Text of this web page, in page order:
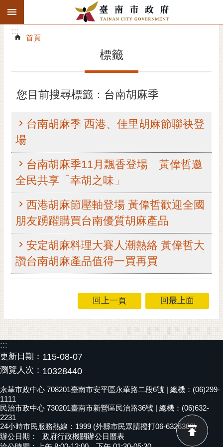
跳到主要內容區塊
搜
階
精彩府城
市府團隊
主題服務
市政資訊
市民互動
黃
哲
螢
桐
祭
站
導
覽
訂
:::
:::
首頁
標籤
您目前搜尋標籤：台南胡麻季
台南胡麻季 西港、佳里胡麻節聯袂登
場
台南胡麻季11月飄香登場 黃偉哲邀
全民共享「幸胡之味」
西港胡麻節壓軸登場 黃偉哲歡迎全國
朋友踴躍購買台南優質胡麻產品
安定胡麻料理大賽人潮熱絡 黃偉哲大
讚台南胡麻產品值得一買再買
回上一頁 回最上面
:::
更新日期： 115-08-07
瀏覽人次： 10328440
永華市政中心 708201臺南市安平區永華路二段6號 | 總機：(06)299-
1111
民治市政中心 730201臺南市新營區民治路36號 | 總機：(06)632-
2231
24小時市民服務熱線：1999 (外縣市民眾請撥打06-6326303)
辦公日期：
政府行政機關辦公日曆表